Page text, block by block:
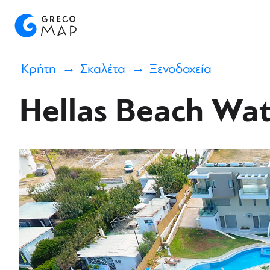
Κρήτη Σκαλέτα Ξενοδοχεία
Hellas Beach